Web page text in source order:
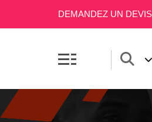
DEMANDEZ UN DEVIS